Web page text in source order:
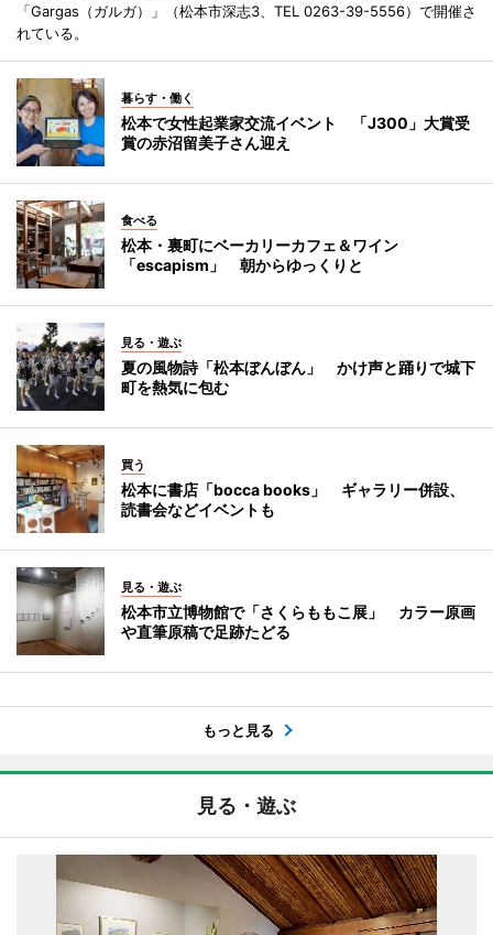
「Gargas（ガルガ）」（松本市深志3、TEL 0263-39-5556）で開催さ
れている。
暮らす・働く
松本で女性起業家交流イベント 「J300」大賞受
賞の赤沼留美子さん迎え
食べる
松本・裏町にベーカリーカフェ＆ワイン
「escapism」 朝からゆっくりと
見る・遊ぶ
夏の風物詩「松本ぼんぼん」 かけ声と踊りで城下
町を熱気に包む
買う
松本に書店「bocca books」 ギャラリー併設、
読書会などイベントも
見る・遊ぶ
松本市立博物館で「さくらももこ展」 カラー原画
や直筆原稿で足跡たどる
もっと見る
見る・遊ぶ